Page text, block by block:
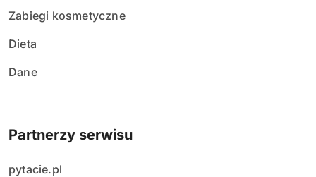
Zabiegi kosmetyczne
Dieta
Dane
Partnerzy serwisu
pytacie.pl